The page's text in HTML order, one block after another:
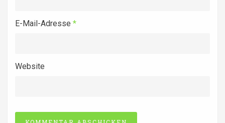
E-Mail-Adresse *
Website